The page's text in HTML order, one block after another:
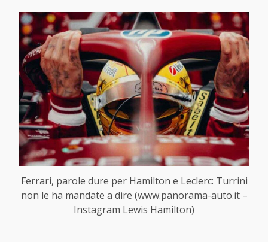
Ferrari, parole dure per Hamilton e Leclerc: Turrini
non le ha mandate a dire (www.panorama-auto.it –
Instagram Lewis Hamilton)